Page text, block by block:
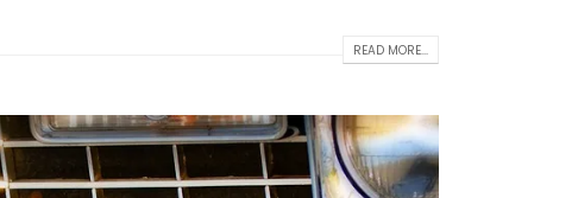
READ MORE...